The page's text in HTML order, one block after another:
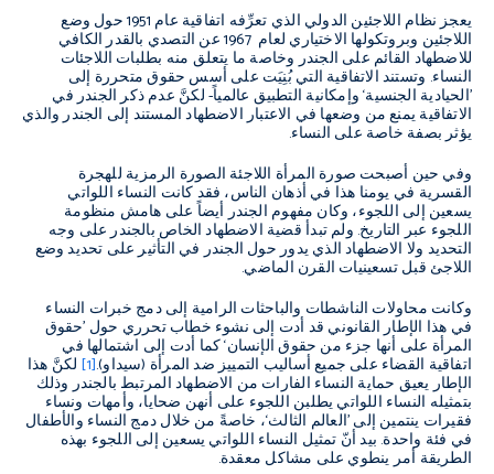
يعجز نظام اللاجئين الدولي الذي تعرِّفه اتفاقية عام 1951 حول وضع
اللاجئين وبروتكولها الاختياري لعام 1967 عن التصدي بالقدر الكافي
للاضطهاد القائم على الجندر وخاصة ما يتعلق منه بطلبات اللاجئات
النساء. وتستند الاتفاقية التي بُنِيَت على أسس حقوق متحررة إلى
’الحيادية الجنسية‘ وإمكانية التطبيق عالمياً- لكنَّ عدم ذكر الجندر في
الاتفاقية يمنع من وضعها في الاعتبار الاضطهاد المستند إلى الجندر والذي
يؤثر بصفة خاصة على النساء.
وفي حين أصبحت صورة المرأة اللاجئة الصورة الرمزية للهجرة
القسرية في يومنا هذا في أذهان الناس، فقد كانت النساء اللواتي
يسعين إلى اللجوء، وكان مفهوم الجندر أيضاً على هامش منظومة
اللجوء عبر التاريخ. ولم تبدأ قضية الاضطهاد الخاص بالجندر على وجه
التحديد ولا الاضطهاد الذي يدور حول الجندر في التأثير على تحديد وضع
اللاجئ قبل تسعينيات القرن الماضي.
وكانت محاولات الناشطات والباحثات الرامية إلى دمج خبرات النساء
في هذا الإطار القانوني قد أدت إلى نشوء خطاب تحرري حول ’حقوق
المرأة على أنها جزء من حقوق الإنسان‘ كما أدت إلى اشتمالها في
اتفاقية القضاء على جميع أساليب التمييز ضد المرأة (سيداو).[1] لكنَّ هذا
الإطار يعيق حماية النساء الفارات من الاضطهاد المرتبط بالجندر وذلك
بتمثيله النساء اللواتي يطلبن اللجوء على أنهن ضحايا، وأمهات ونساء
فقيرات ينتمين إلى ’العالم الثالث‘، خاصةً من خلال دمج النساء والأطفال
في فئة واحدة. بيد أنّ تمثيل النساء اللواتي يسعين إلى اللجوء بهذه
الطريقة أمر ينطوي على مشاكل معقدة.